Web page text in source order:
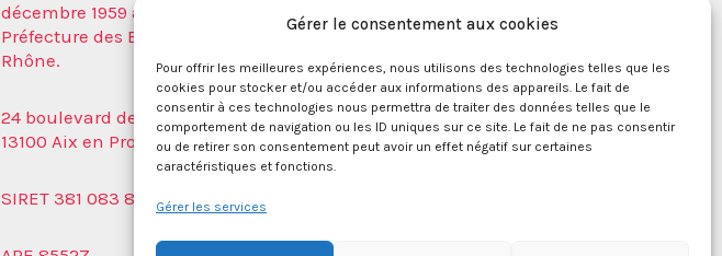
Gérer le consentement aux cookies
Pour offrir les meilleures expériences, nous utilisons des technologies telles que les
cookies pour stocker et/ou accéder aux informations des appareils. Le fait de
consentir à ces technologies nous permettra de traiter des données telles que le
comportement de navigation ou les ID uniques sur ce site. Le fait de ne pas consentir
ou de retirer son consentement peut avoir un effet négatif sur certaines
caractéristiques et fonctions.
Gérer les services
décembre 1959 auprès de la
Préfecture des Bouches du
Rhône.
24 boulevard de la République
13100 Aix en Provence.
SIRET 381 083 880 00017